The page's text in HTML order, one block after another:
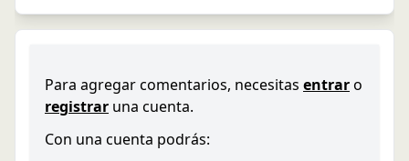
Para agregar comentarios, necesitas entraro
registrar una cuenta.
Con una cuenta podrás: